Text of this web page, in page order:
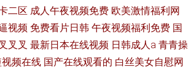
二区 成人午夜视频免费 欧美激情福利网
视频 免费看片日韩 午夜视频福利免费 国
叉叉 最新日本在线视频 日韩成人a 青青操
频在线 国产在线观看的 白丝美女自慰网